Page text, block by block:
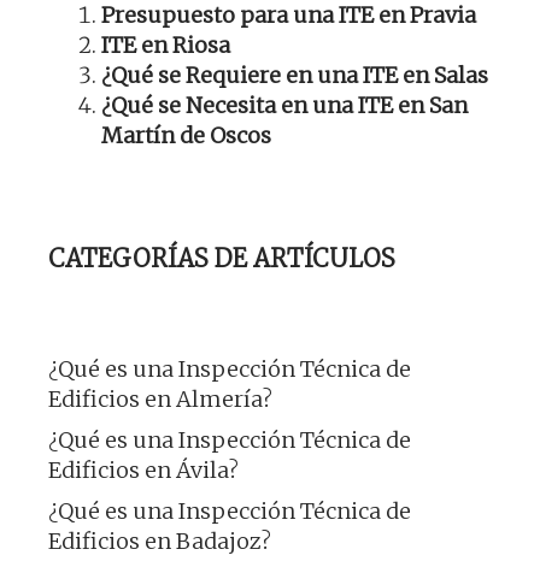
Presupuesto para una ITE en Pravia
ITE en Riosa
¿Qué se Requiere en una ITE en Salas
¿Qué se Necesita en una ITE en San
Martín de Oscos
CATEGORÍAS DE ARTÍCULOS
¿Qué es una Inspección Técnica de
Edificios en Almería?
¿Qué es una Inspección Técnica de
Edificios en Ávila?
¿Qué es una Inspección Técnica de
Edificios en Badajoz?